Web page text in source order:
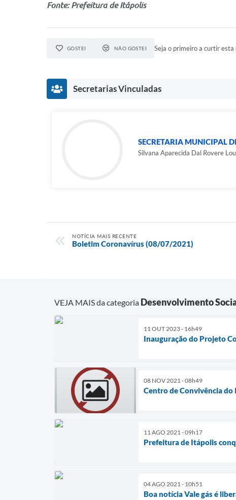
Fonte: Prefeitura de Itápolis
GOSTEI NÃO GOSTEI Seja o primeiro a curtir esta
Secretarias Vinculadas
SECRETARIA MUNICIPAL
Silvana Aparecida Dal Rovere
NOTÍCIA MAIS RECENTE
Boletim Coronavírus (08/07/2021)
VEJA MAIS da categoria Desenvolvimento
11 OUT 2023 - 16h49
Inauguração do Projeto
08 NOV 2021 - 08h49
Centro de Convivência
11 AGO 2021 - 09h17
Prefeitura de Itápolis
04 AGO 2021 - 10h51
Boa notícia Vale gás é